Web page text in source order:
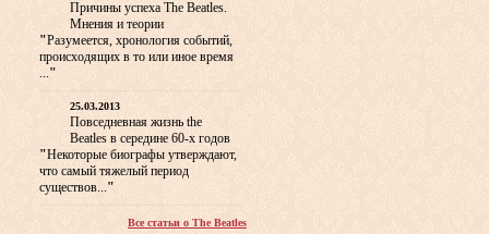
Причины успеха The Beatles.
Мнения и теории
"Разумеется, хронология событий,
происходящих в то или иное время
..."
25.03.2013
Повседневная жизнь the
Beatles в середине 60-х годов
"Некоторые биографы утверждают,
что самый тяжелый период
существов..."
Все статьи о The Beatles